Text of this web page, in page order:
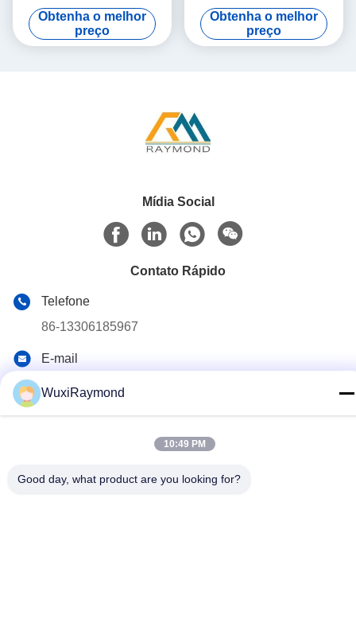
de aço laminada a frio com
750·1250mm de largura e
11MT de peso da bobina
Obtenha o melhor
preço
silício não orientada com
largura de 1200 mm/1220
mm e peso de bobina de 10
Obtenha o melhor
preço
Mídia Social
Contato Rápido
Telefone
86-13306185967
E-mail
República Popular da China 214.185
WuxiRaymond
10:49 PM
Good day, what product are you looking for?